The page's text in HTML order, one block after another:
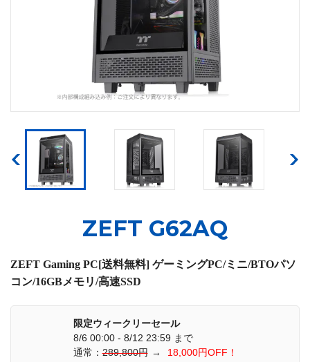
ZEFT G62AQ
ZEFT Gaming PC[送料無料] ゲーミングPC/ミニ/BTOパソ
コン/16GBメモリ/高速SSD
限定ウィークリーセール
8/6 00:00 - 8/12 23:59 まで
通常：289,800円 → 18,000円OFF！